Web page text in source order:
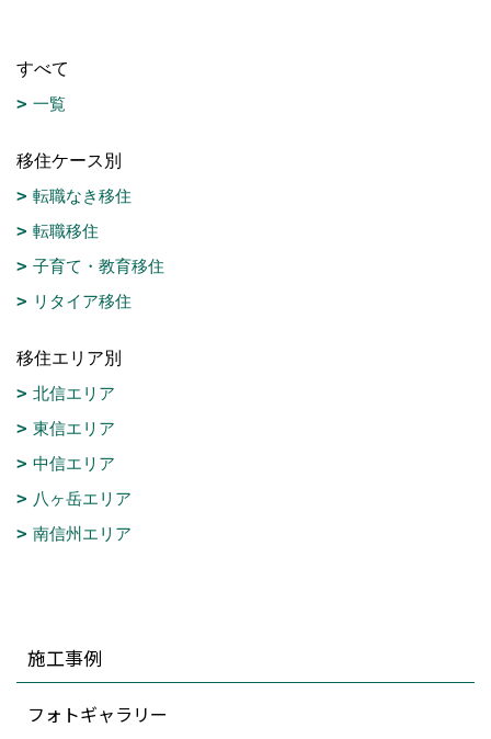
すべて
一覧
移住ケース別
転職なき移住
転職移住
子育て・教育移住
リタイア移住
移住エリア別
北信エリア
東信エリア
中信エリア
八ヶ岳エリア
南信州エリア
施工事例
フォトギャラリー